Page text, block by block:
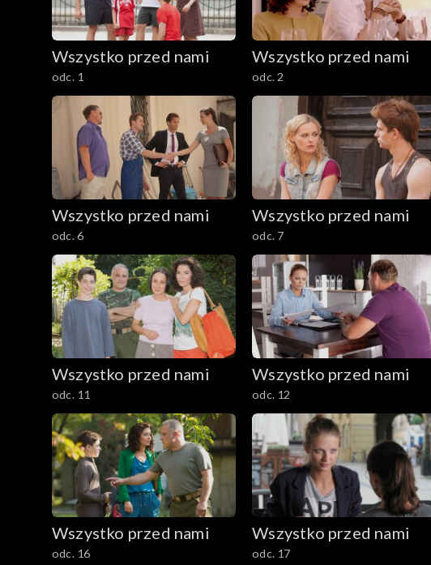
Wszystko przed nami
odc. 1
Wszystko przed nami
odc. 2
Wszystko przed nami
odc. 6
Wszystko przed nami
odc. 7
Wszystko przed nami
odc. 11
Wszystko przed nami
odc. 12
Wszystko przed nami
odc. 16
Wszystko przed nami
odc. 17